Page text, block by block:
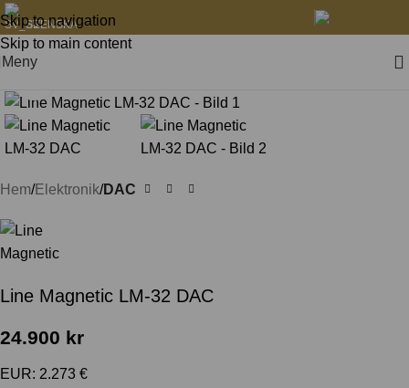
Skip to navigation
Skip to main content
SVENSKA
Meny
Hem Elektronik DAC
Line Magnetic LM-32 DAC
24.900 kr
EUR: 2.273 €